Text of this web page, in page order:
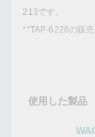
213です。
**TAP-6226の販
使用した製品